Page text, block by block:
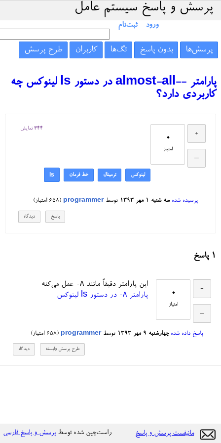
پرسش و پاسخ سیستم عامل
ورود ثبت‌نام
پرسش‌ها بدون پاسخ تگ‌ها کاربران طرح پرسش
پارامتر --almost-all در دستور ls لینوکس چه
کاربردی دارد؟
0
امتیاز
344 نمایش
لینوکس ترمینال خط فرمان ls
پرسیده شده سه شنبه ۱ مهر ۱۳۹۳ توسطprogrammer
(
658 امتیاز)
1 پاسخ
0
امتیاز
این پارامتر دقیقاً مانند -A عمل می‌کنه
پارامتر -A در دستور ls لینوکس
پاسخ داده شده چهارشنبه ۹ مهر ۱۳۹۳ توسطprogrammer
(
658 امتیاز)
مانیفست پرسش و پاسخ راست‌چین شده توسط پرسش و پاسخ فارسی